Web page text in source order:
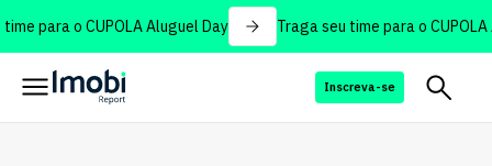
para o CUPOLA Aluguel Day Traga seu time para o CUPOLA
Inscreva-se